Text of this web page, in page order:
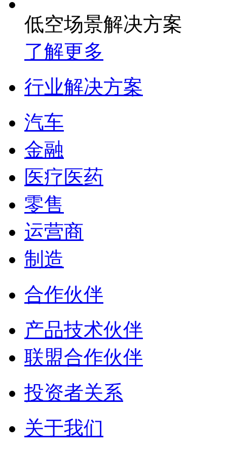
低空场景解决方案
了解更多
行业解决方案
汽车
金融
医疗医药
零售
运营商
制造
合作伙伴
产品技术伙伴
联盟合作伙伴
投资者关系
关于我们